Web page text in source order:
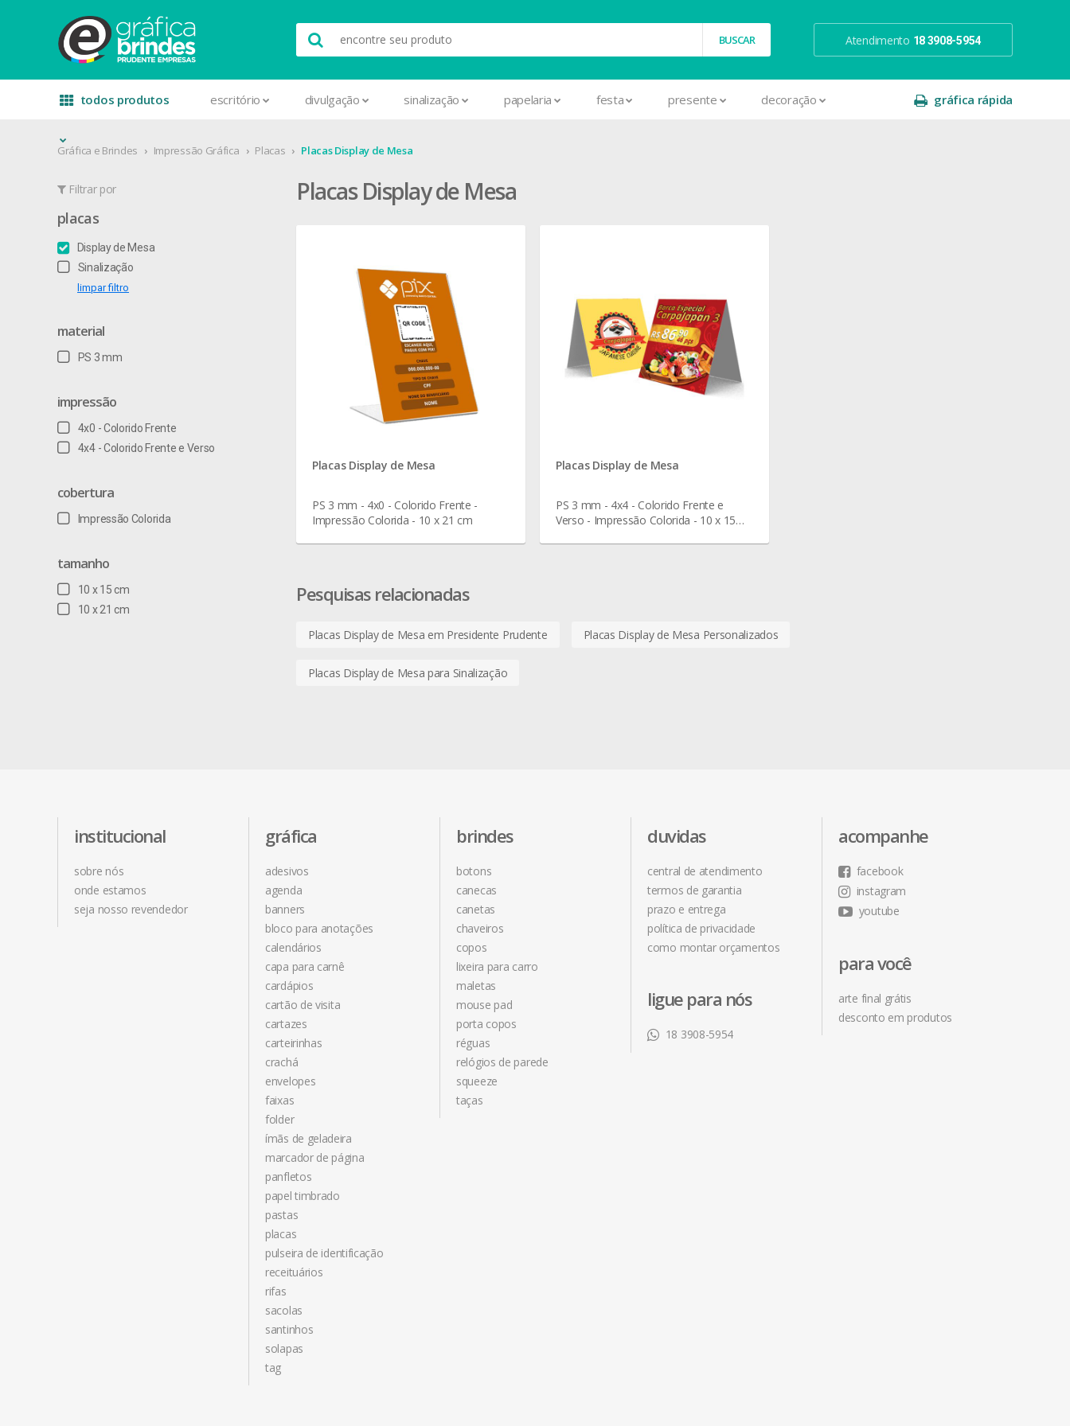
Atendimento 18 3908-5954
todos produtos escritório divulgação sinalização papelaria festa presente decoração gráfica rápida
Gráfica e Brindes Impressão Gráfica Placas Placas Display de Mesa
Filtrar por
placas
Display de Mesa
Sinalização
limpar filtro
material
PS 3 mm
impressão
4x0 - Colorido Frente
4x4 - Colorido Frente e Verso
cobertura
Impressão Colorida
tamanho
10 x 15 cm
10 x 21 cm
Placas Display de Mesa
Placas Display de Mesa
PS 3 mm - 4x0 - Colorido Frente -
Impressão Colorida - 10 x 21 cm
Placas Display de Mesa
PS 3 mm - 4x4 - Colorido Frente e
Verso - Impressão Colorida - 10 x 15
Pesquisas relacionadas
Placas Display de Mesa em Presidente Prudente Placas Display de Mesa Personalizados
Placas Display de Mesa para Sinalização
institucional
sobre nós
onde estamos
seja nosso revendedor
gráfica
adesivos
agenda
banners
bloco para anotações
calendários
capa para carnê
cardápios
cartão de visita
cartazes
carteirinhas
crachá
envelopes
faixas
folder
ímãs de geladeira
marcador de página
panfletos
papel timbrado
pastas
placas
pulseira de identificação
receituários
rifas
sacolas
santinhos
solapas
tag
brindes
botons
canecas
canetas
chaveiros
copos
lixeira para carro
maletas
mouse pad
porta copos
réguas
relógios de parede
squeeze
taças
duvidas
central de atendimento
termos de garantia
prazo e entrega
política de privacidade
como montar orçamentos
ligue para nós
18 3908-5954
acompanhe
facebook
instagram
youtube
para você
arte final grátis
desconto em produtos